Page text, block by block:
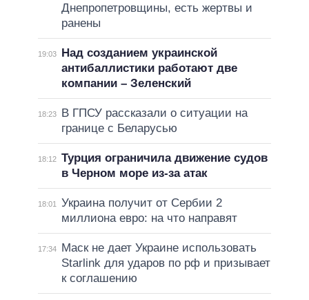
Днепропетровщины, есть жертвы и
ранены
19:03
Над созданием украинской
антибаллистики работают две
компании – Зеленский
18:23
В ГПСУ рассказали о ситуации на
границе с Беларусью
18:12 Турция ограничила движение судов
в Черном море из-за атак
18:01
Украина получит от Сербии 2
миллиона евро: на что направят
17:34
Маск не дает Украине использовать
Starlink для ударов по рф и призывает
к соглашению